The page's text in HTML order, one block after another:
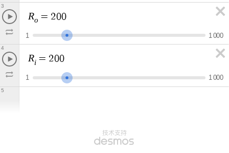
Ro = 200
1 1 000
3
Ri = 200
1 1000
4
5
技术支持